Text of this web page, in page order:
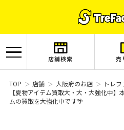
店舗検索 売
TOP 店舗 大阪府のお店
トレ
【夏物アイテム買取大・大・大強化中
ムの買取を大強化中です🌴